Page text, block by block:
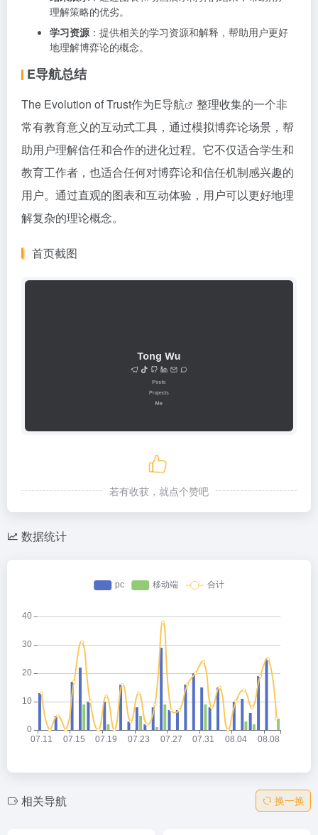
理解策略的优劣。
学习资源：提供相关的学习资源和解释，帮助用户更好
地理解博弈论的概念。
E导航总结
The Evolution of Trust作为E导航
整理收集的一个非
常有教育意义的互动式工具，通过模拟博弈论场景，帮
助用户理解信任和合作的进化过程。它不仅适合学生和
教育工作者，也适合任何对博弈论和信任机制感兴趣的
用户。通过直观的图表和互动体验，用户可以更好地理
解复杂的理论概念。
首页截图
若有收获，就点个赞吧
数据统计
相关导航 换一换